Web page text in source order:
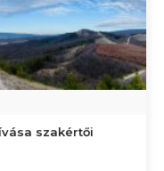
szakértői